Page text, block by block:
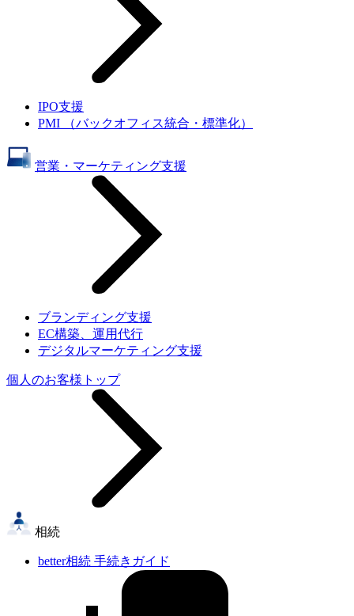
IPO支援
PMI （バックオフィス統合・標準化）
営業・マーケティング支援
ブランディング支援
EC構築、運用代行
デジタルマーケティング支援
個人のお客様トップ
相続
better相続 手続きガイド